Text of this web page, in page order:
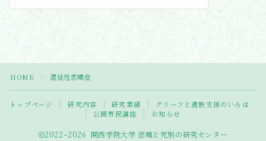
HOME ＞ 遷延性悲嘆症
トップページ 研究内容 研究業績
グリーフと遺族支援のいろは
公開市民講座
お知らせ
2022–2026 関西学院大学 悲嘆と死別の研究センター